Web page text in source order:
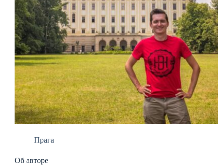
Прага
Об авторе